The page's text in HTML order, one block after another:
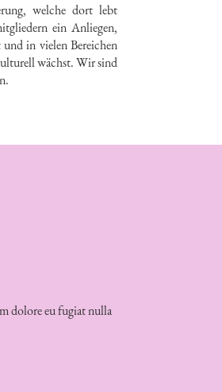
welche dort lebt
ein Anliegen,
in vielen Bereichen
wächst. Wir sind
dolore eu fugiat nulla